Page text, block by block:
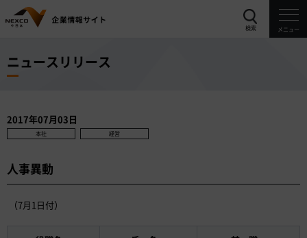
検索 メニュー
ニュースリリース
2017年07月03日
本社 経営
人事異動
（7月1日付）